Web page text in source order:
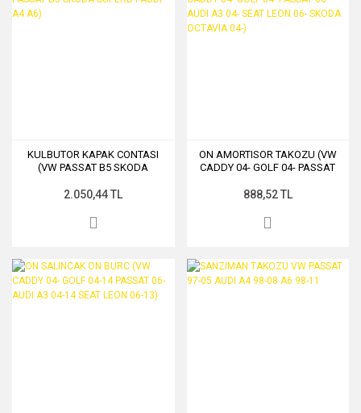
KULBUTOR KAPAK CONTASI
(VW PASSAT B5 SKODA
2.050,44 TL
ON AMORTISOR TAKOZU (VW
CADDY 04- GOLF 04- PASSAT
SKODA OCTAVIA 04-)
888,52 TL